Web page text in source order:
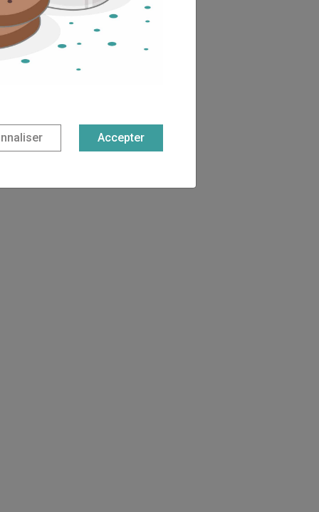
Accepter